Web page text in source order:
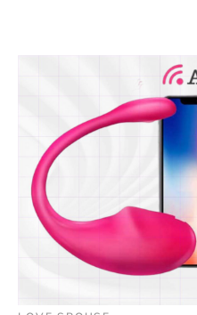
Hiện Đại 🎨✨
vặn 7.2cm x 3cm và
cấp, an toàn tuyệt đối
biệt, công nghệ kết nối
điều chỉnh tần số rung